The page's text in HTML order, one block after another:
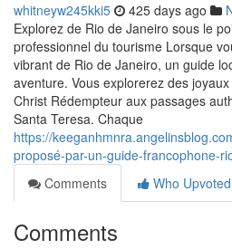
whitneyw245kki5 425 days ago
Explorez de Rio de Janeiro sous le
professionnel du tourisme Lorsque
vibrant de Rio de Janeiro, un guide
aventure. Vous explorerez des
Christ Rédempteur aux passages
Santa Teresa. Chaque
https://
proposé-par-un-guide-francophone-
Comments
Who Upvoted
Comments